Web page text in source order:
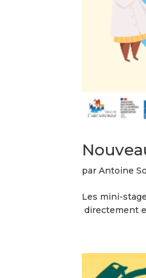
par Antoine
Les mini-
directement